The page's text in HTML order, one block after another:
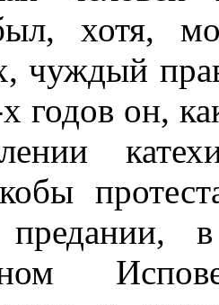
хотя,
чуждый
годов он,
предании,